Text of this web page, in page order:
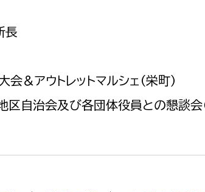
市議会
計管理者
長
アウトレットマルシェ（栄町）
自治会及び各団体役員との懇談会